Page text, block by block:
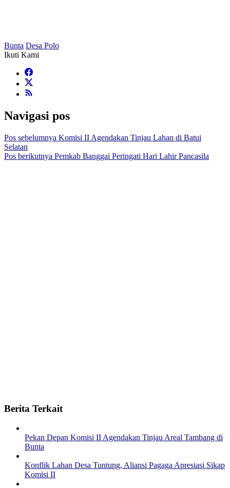
Bunta Desa Polo
Ikuti Kami
Navigasi pos
Pos sebelumnya Komisi II Agendakan Tinjau Lahan di Batui
Selatan
Pos berikutnya Pemkab Banggai Peringati Hari Lahir Pancasila
Berita Terkait
Pekan Depan Komisi II Agendakan Tinjau Areal Tambang di
Bunta
Konflik Lahan Desa Tuntung, Aliansi Pagaga Apresiasi Sikap
Komisi II